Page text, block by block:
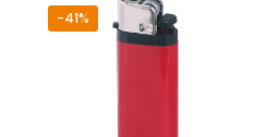
-41%